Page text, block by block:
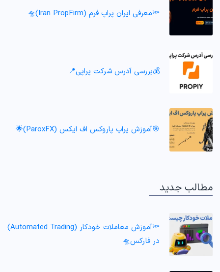
🔦معرفی ایران پراپ فرم (Iran PropFirm)🛸
💰بررسی آدرس شرکت پراپی📍
🎯آموزش پراپ پاروکس اف ایکس (ParoxFX)🌟
مطالب جدید
🔦آموزش معاملات خودکار (Automated Trading)
در فارکس🛸